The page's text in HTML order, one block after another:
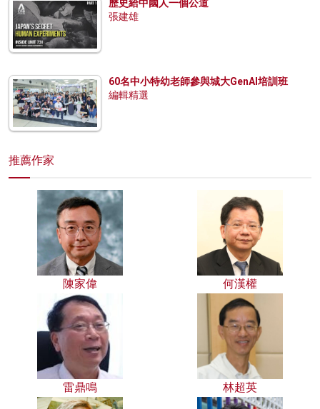
歷史給中國人一個公道
張建雄
60名中小特幼老師參與城大GenAI培訓班
編輯精選
推薦作家
陳家偉 何漢權
雷鼎鳴 林超英